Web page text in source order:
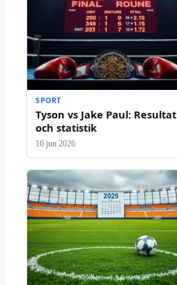
SPORT
Tyson vs Jake Paul: Resultat
och statistik
16 jun 2026